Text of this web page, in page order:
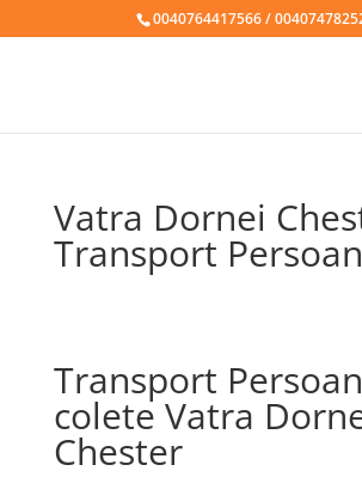
0040764417566 /
Vatra Dornei
Transport
Transport
colete Vatra
Chester